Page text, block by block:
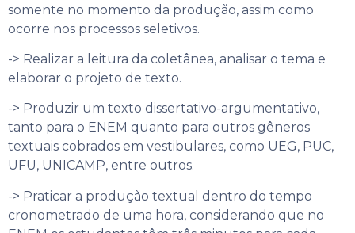
somente no momento da produção, assim como
ocorre nos processos seletivos.
-> Realizar a leitura da coletânea, analisar o tema e
elaborar o projeto de texto.
-> Produzir um texto dissertativo-argumentativo,
tanto para o ENEM quanto para outros gêneros
textuais cobrados em vestibulares, como UEG, PUC,
UFU, UNICAMP, entre outros.
-> Praticar a produção textual dentro do tempo
cronometrado de uma hora, considerando que no